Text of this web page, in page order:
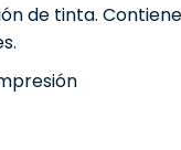
de tinta.